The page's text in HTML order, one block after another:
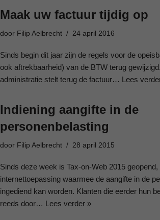
Maak uw factuur tijdig op
door Filip Aelbrecht 24 april 2016
Sinds begin dit jaar zijn de regels voor de
ook aftrekbaarheid) van de BTW terug
administratie stelt terug de factuur… Lees
Indiening aangifte in de
personenbelasting
door Filip Aelbrecht 28 april 2015
Sinds deze week is Tax-on-Web 2015 geopend,
internettoepassing waarmee de aangifte in de
ingediend kan worden. Klanten die eerder hun
reeds door… Lees verder »